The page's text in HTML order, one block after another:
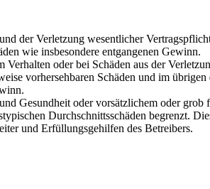
der Verletzung wesentlicher
wie insbesondere entgangenen Gewinn.
oder bei Schäden aus der
vorhersehbaren Schäden und im
Gesundheit oder vorsätzlichem oder grob
Durchschnittsschäden begrenzt.
und Erfüllungsgehilfen des Betreibers.